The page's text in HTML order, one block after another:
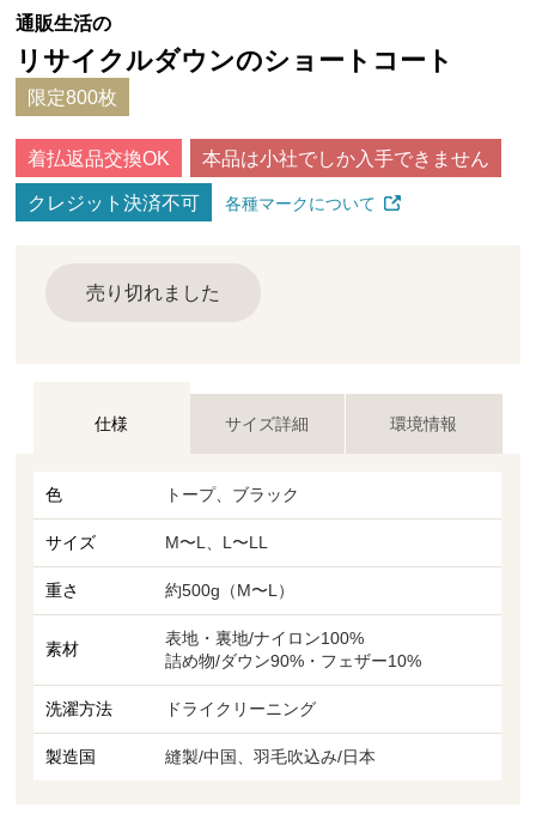
通販生活の
リサイクルダウンのショートコート
限定800枚
着払返品交換OK 本品は小社でしか入手できません
クレジット決済不可 各種マークについて
売り切れました
仕様 サイズ詳細 環境情報
色 トープ、ブラック
サイズ M〜L、L〜LL
重さ 約500g（M〜L）
素材
表地・裏地/ナイロン100%
詰め物/ダウン90%・フェザー10%
洗濯方法 ドライクリーニング
製造国 縫製/中国、羽毛吹込み/日本